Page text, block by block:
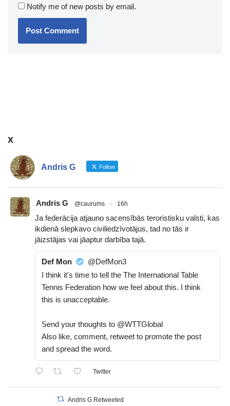
Notify me of new posts by email.
x
Andris G Follow
Andris G @caurums · 16h
Ja federācija atjauno sacensībās teroristisku valsti, kas
ikdienā slepkavo civiliedzīvotājus, tad no tās ir
jāizstājas vai jāaptur darbība tajā.
Def Mon
@DefMon3
I think it's time to tell the The International Table
Tennis Federation how we feel about this. I think
this is unacceptable.
Send your thoughts to @WTTGlobal
Also like, comment, retweet to promote the post
and spread the word.
Twitter
Andris G Retweeted